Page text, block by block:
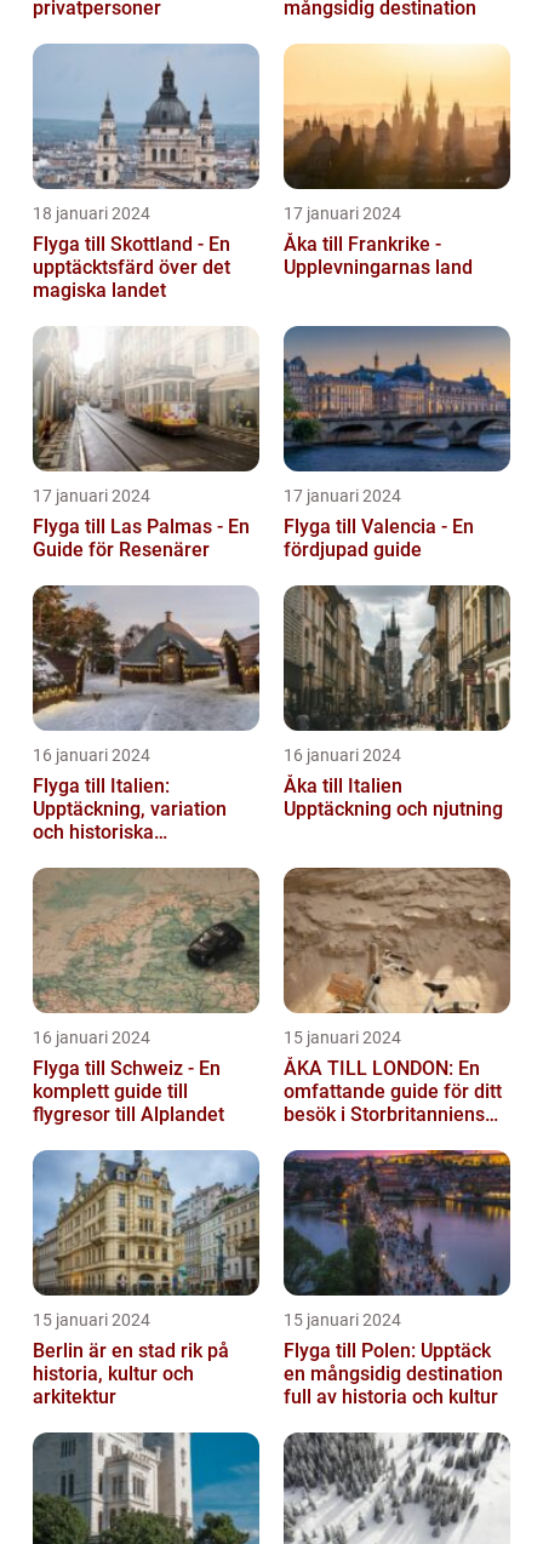
privatpersoner mångsidig destination
18 januari 2024
Flyga till Skottland - En
upptäcktsfärd över det
magiska landet
17 januari 2024
Åka till Frankrike -
Upplevningarnas land
17 januari 2024
Flyga till Las Palmas - En
Guide för Resenärer
17 januari 2024
Flyga till Valencia - En
fördjupad guide
16 januari 2024
Flyga till Italien:
Upptäckning, variation
och historiska
16 januari 2024
Åka till Italien
Upptäckning och njutning
16 januari 2024
Flyga till Schweiz - En
komplett guide till
flygresor till Alplandet
15 januari 2024
ÅKA TILL LONDON: En
omfattande guide för ditt
besök i Storbritanniens
15 januari 2024
Berlin är en stad rik på
historia, kultur och
arkitektur
15 januari 2024
Flyga till Polen: Upptäck
en mångsidig destination
full av historia och kultur